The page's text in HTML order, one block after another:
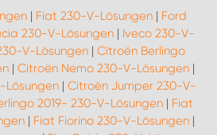
| Fiat 230-V-Lösungen | Ford
230-V-Lösungen| Iveco 230-V-
V-Lösungen | Citroën Berlingo
| Citroën Nemo 230-V-Lösungen |
Lösungen| Citroën Jumper 230-V-
2019- 230-V-Lösungen | Fiat
| Fiat Fiorino 230-V-Lösungen|